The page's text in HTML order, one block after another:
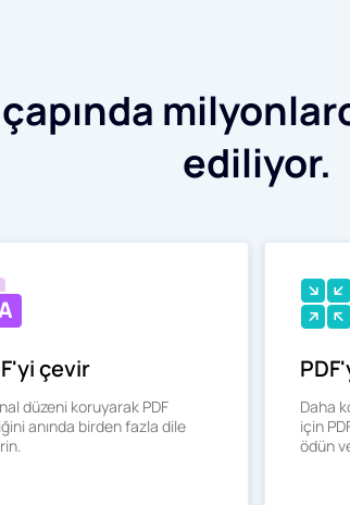
ediliyor.
çevir
düzeni koruyarak PDF
anında birden fazla dile
Daha
için
ödün